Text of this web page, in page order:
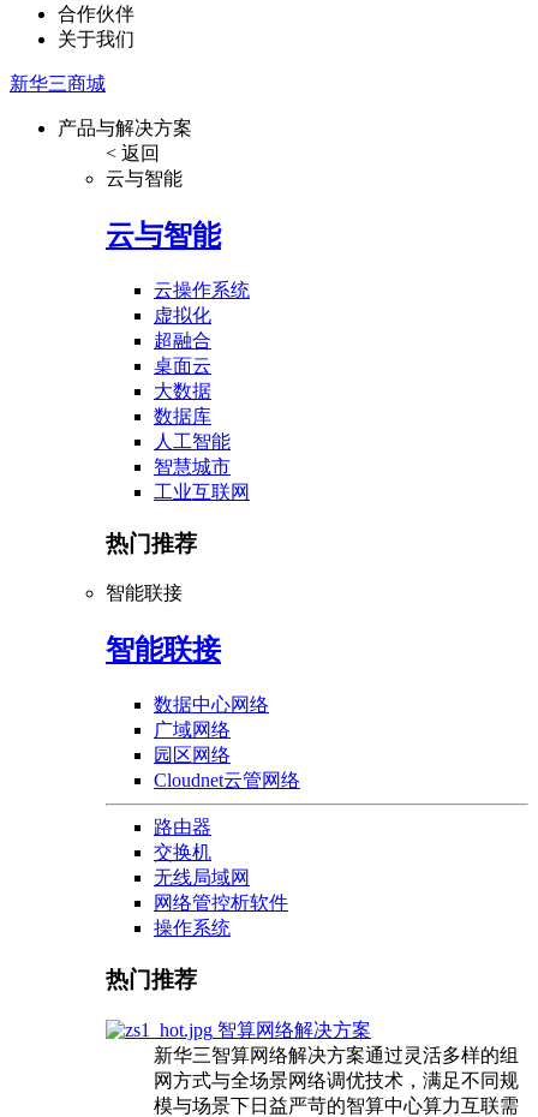
合作伙伴
关于我们
新华三商城
产品与解决方案
< 返回
云与智能
云与智能
云操作系统
虚拟化
超融合
桌面云
大数据
数据库
人工智能
智慧城市
工业互联网
热门推荐
智能联接
智能联接
数据中心网络
广域网络
园区网络
Cloudnet云管网络
路由器
交换机
无线局域网
网络管控析软件
操作系统
热门推荐
智算网络解决方案
新华三智算网络解决方案通过灵活多样的组
网方式与全场景网络调优技术，满足不同规
模与场景下日益严苛的智算中心算力互联需